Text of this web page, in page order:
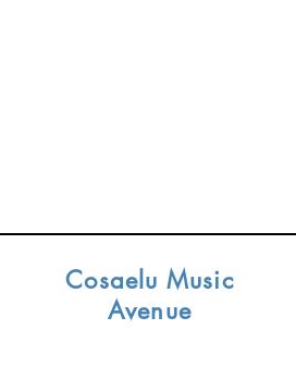
Cosaelu Music
Avenue